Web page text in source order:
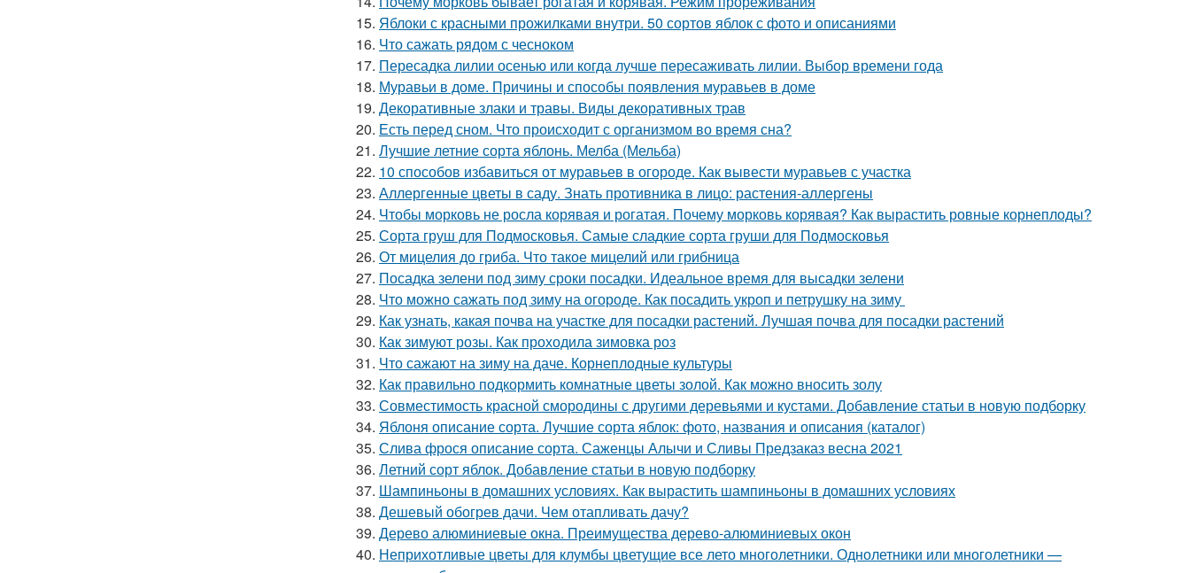
15. Яблоки с красными прожилками внутри. 50 сортов яблок с фото и описаниями
16. Что сажать рядом с чесноком
17. Пересадка лилии осенью или когда лучше пересаживать лилии. Выбор времени года
18. Муравьи в доме. Причины и способы появления муравьев в доме
19. Декоративные злаки и травы. Виды декоративных трав
20. Есть перед сном. Что происходит с организмом во время сна?
21. Лучшие летние сорта яблонь. Мелба (Мельба)
22. 10 способов избавиться от муравьев в огороде. Как вывести муравьев с участка
23. Аллергенные цветы в саду. Знать противника в лицо: растения-аллергены
24. Чтобы морковь не росла корявая и рогатая. Почему морковь корявая? Как вырастить ровные корнеплоды?
25. Сорта груш для Подмосковья. Самые сладкие сорта груши для Подмосковья
26. От мицелия до гриба. Что такое мицелий или грибница
27. Посадка зелени под зиму сроки посадки. Идеальное время для высадки зелени
28. Что можно сажать под зиму на огороде. Как посадить укроп и петрушку на зиму
29. Как узнать, какая почва на участке для посадки растений. Лучшая почва для посадки растений
30. Как зимуют розы. Как проходила зимовка роз
31. Что сажают на зиму на даче. Корнеплодные культуры
32. Как правильно подкормить комнатные цветы золой. Как можно вносить золу
33. Совместимость красной смородины с другими деревьями и кустами. Добавление статьи в новую подборку
34. Яблоня описание сорта. Лучшие сорта яблок: фото, названия и описания (каталог)
35. Слива фрося описание сорта. Саженцы Алычи и Сливы Предзаказ весна 2021
36. Летний сорт яблок. Добавление статьи в новую подборку
37. Шампиньоны в домашних условиях. Как вырастить шампиньоны в домашних условиях
38. Дешевый обогрев дачи. Чем отапливать дачу?
39. Дерево алюминиевые окна. Преимущества дерево-алюминиевых окон
40. Неприхотливые цветы для клумбы цветущие все лето многолетники. Однолетники или многолетники —